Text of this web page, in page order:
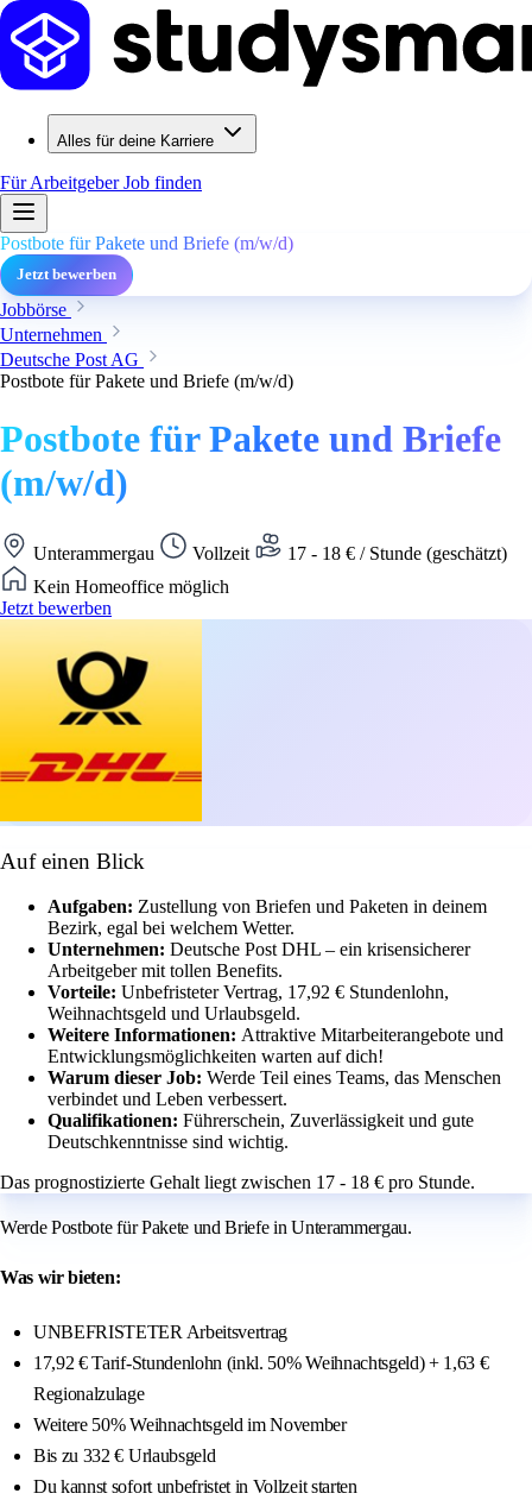
Alles für deine Karriere
Für ArbeitgeberJob finden
Postbote für Pakete und Briefe (m/w/d)
Jetzt bewerben
Jobbörse
Unternehmen
Deutsche Post AG
Postbote für Pakete und Briefe (m/w/d)
Postbote für Pakete und Briefe
(m/w/d)
Unterammergau Vollzeit
17 - 18 € / Stunde (geschätzt)
Kein Homeoffice möglich
Jetzt bewerben
Auf einen Blick
Aufgaben: Zustellung von Briefen und Paketen in deinem
Bezirk, egal bei welchem Wetter.
Unternehmen: Deutsche Post DHL – ein krisensicherer
Arbeitgeber mit tollen Benefits.
Vorteile: Unbefristeter Vertrag, 17,92 € Stundenlohn,
Weihnachtsgeld und Urlaubsgeld.
Weitere Informationen: Attraktive Mitarbeiterangebote und
Entwicklungsmöglichkeiten warten auf dich!
Warum dieser Job: Werde Teil eines Teams, das Menschen
verbindet und Leben verbessert.
Qualifikationen: Führerschein, Zuverlässigkeit und gute
Deutschkenntnisse sind wichtig.
Das prognostizierte Gehalt liegt zwischen 17 - 18 € pro Stunde.
Werde Postbote für Pakete und Briefe in Unterammergau.
Was wir bieten:
UNBEFRISTETER Arbeitsvertrag
17,92 € Tarif-Stundenlohn (inkl. 50% Weihnachtsgeld) + 1,63 €
Regionalzulage
Weitere 50% Weihnachtsgeld im November
Bis zu 332 € Urlaubsgeld
Du kannst sofort unbefristet in Vollzeit starten